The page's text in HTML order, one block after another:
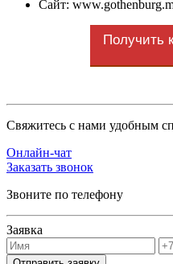
Сайт:
Получить
Cвяжитесь с нами удобным
Онлайн-чат
Заказать звонок
Звоните по телефону
Заявка